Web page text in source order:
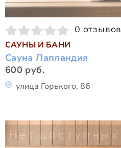
0 отзывов
САУНЫ И БАНИ
Сауна Лапландия
600 руб.
улица Горького, 86